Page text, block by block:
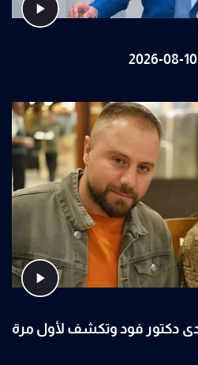
دكتور فود وتكشف لأول مرة